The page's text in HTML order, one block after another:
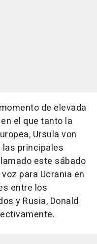
de elevada
el que tanto la
Ursula von
las principales
este sábado
para Ucrania en
entre los
y Rusia, Donald